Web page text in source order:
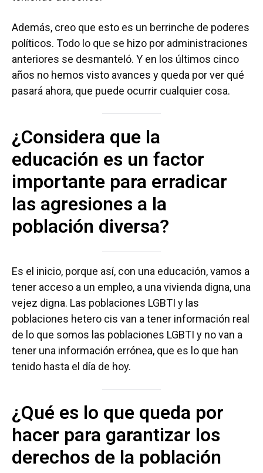
Además, creo que esto es un berrinche de poderes
políticos. Todo lo que se hizo por administraciones
anteriores se desmanteló. Y en los últimos cinco
años no hemos visto avances y queda por ver qué
pasará ahora, que puede ocurrir cualquier cosa.
¿Considera que la
educación es un factor
importante para erradicar
las agresiones a la
población diversa?
Es el inicio, porque así, con una educación, vamos a
tener acceso a un empleo, a una vivienda digna, una
vejez digna. Las poblaciones LGBTI y las
poblaciones hetero cis van a tener información real
de lo que somos las poblaciones LGBTI y no van a
tener una información errónea, que es lo que han
tenido hasta el día de hoy.
¿Qué es lo que queda por
hacer para garantizar los
derechos de la población